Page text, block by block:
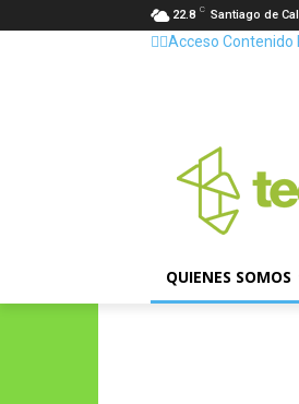
22.8 C Santiago de
👷‍♂️Acceso
QUIENES SOMOS